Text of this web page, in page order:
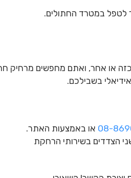
לטפל במטרד החתולים.
או אחר, ואתם מחפשים מרחיק
בשבילכם.
08- או באמצעות האתר.
הצדדים בשירותי הרחקת